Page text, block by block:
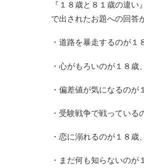
『１８歳と８１歳の違
で出されたお題への回答
・道路を暴走するのが
・心がもろいのが１８
・偏差値が気になるの
・受験戦争で戦ってい
・恋に溺れるのが１８
・まだ何も知らないの